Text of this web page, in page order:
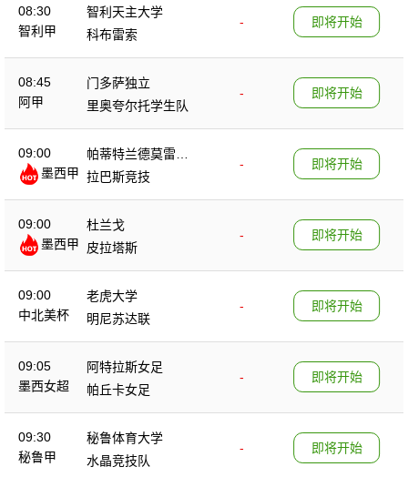
08:30
智利甲
智利天主大学
-
科布雷索
即将开始
08:45
阿甲
门多萨独立
-
里奥夸尔托学生队
即将开始
09:00
墨西甲
帕蒂特兰德莫雷洛
斯
-
拉巴斯竞技
即将开始
09:00
墨西甲
杜兰戈
-
皮拉塔斯
即将开始
09:00
中北美杯
老虎大学
-
明尼苏达联
即将开始
09:05
墨西女超
阿特拉斯女足
-
帕丘卡女足
即将开始
09:30
秘鲁甲
秘鲁体育大学
-
水晶竞技队
即将开始